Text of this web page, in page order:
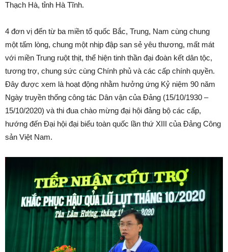
Thạch Hà, tỉnh Hà Tĩnh.
4 đơn vị đến từ ba miền tổ quốc Bắc, Trung, Nam cùng chung
một tấm lòng, chung một nhịp đập san sẻ yêu thương, mất mát
với miền Trung ruột thịt, thể hiện tinh thần đại đoàn kết dân tộc,
tương trợ, chung sức cùng Chính phủ và các cấp chính quyền.
Đây được xem là hoạt động nhằm hưởng ứng Kỷ niệm 90 năm
Ngày truyền thống công tác Dân vận của Đảng (15/10/1930 –
15/10/2020) và thi đua chào mừng đại hội đảng bộ các cấp,
hướng đến Đại hội đại biểu toàn quốc lần thứ XIII của Đảng Công
sản Việt Nam.